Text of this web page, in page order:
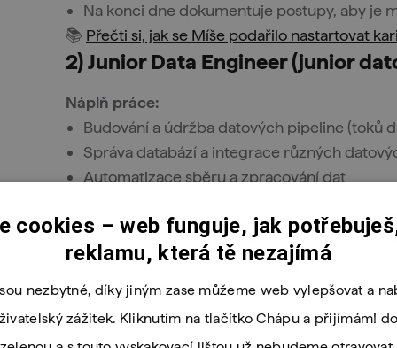
Na konci dne dokumentuje postupy, aby je
📚 Přečti si, jak se Míše podařilo nastartovat
2) Junior Data Engineer (junior
Náplň práce:
Budování a údržba datových pipeline (toků
Správa databází a integrace různých
Automatizace sběru a zpracování dat
Požadavky:
Znalost SQL a Pythonu (např. knihovny pro
Znalost ETL procesů (Extract, Transform,
Schopnost orientovat se v datech a řešit
cookies – web funguje, jak
reklamu, která tě nezajímá
nezbytné, díky jiným zase můžeme web vylepšovat a
zážitek. Kliknutím na tlačítko Chápu a přijímám!